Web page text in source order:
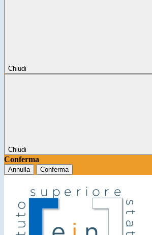
Chiudi
Chiudi
Conferma
Annulla Conferma